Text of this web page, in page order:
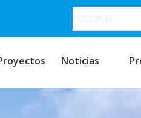
Noticias